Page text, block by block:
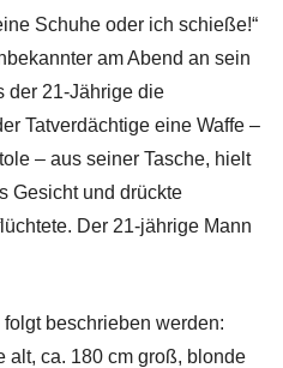
Schuhe oder ich schieße!“
am Abend an sein
der 21-Jährige die
Tatverdächtige eine Waffe –
– aus seiner Tasche, hielt
Gesicht und drückte
Der 21-jährige Mann
beschrieben werden:
alt, ca. 180 cm groß, blonde